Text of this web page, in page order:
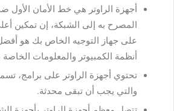
أجهزة الراوتر هي خط الأمان الأول
المصرح به إلى الشبكة، إن تمكين
على جهاز التوجيه الخاص بك هو
أنظمة الكمبيوتر والمعلومات
تحتوي أجهزة الراوتر على برامج،
والتي يجب أن تبقى محدثة.